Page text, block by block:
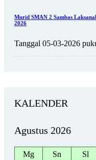
Murid SMAN 2 Sambas
2026
Tanggal 05-03-2026
KALENDER
Agustus 2026
Mg Sn Sl